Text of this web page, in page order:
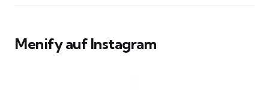
Menify auf Instagram